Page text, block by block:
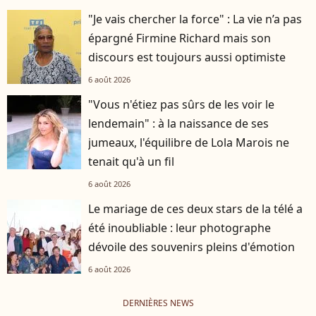
"Je vais chercher la force" : La vie n’a pas
épargné Firmine Richard mais son
discours est toujours aussi optimiste
6 août 2026
"Vous n'étiez pas sûrs de les voir le
lendemain" : à la naissance de ses
jumeaux, l'équilibre de Lola Marois ne
tenait qu'à un fil
6 août 2026
Le mariage de ces deux stars de la télé a
été inoubliable : leur photographe
dévoile des souvenirs pleins d'émotion
6 août 2026
DERNIÈRES NEWS